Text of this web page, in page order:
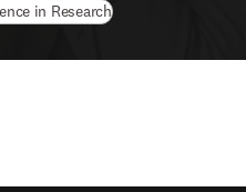
in Research